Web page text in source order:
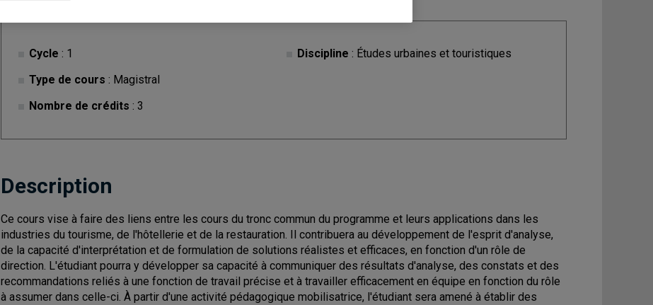
Cycle : 1
Type de cours : Magistral
Nombre de crédits : 3
Discipline : Études urbaines et touristiques
Description
Ce cours vise à faire des liens entre les cours du tronc commun du programme et leurs applications dans les
industries du tourisme, de l'hôtellerie et de la restauration. Il contribuera au développement de l'esprit d'analyse,
de la capacité d'interprétation et de formulation de solutions réalistes et efficaces, en fonction d'un rôle de
direction. L'étudiant pourra y développer sa capacité à communiquer des résultats d'analyse, des constats et des
recommandations reliés à une fonction de travail précise et à travailler efficacement en équipe en fonction du rôle
à assumer dans celle-ci. À partir d'une activité pédagogique mobilisatrice, l'étudiant sera amené à établir des